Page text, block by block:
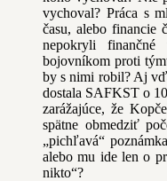
vychoval? Práca s
času, alebo financie
nepokryli
bojovníkom proti
by s nimi robil? Aj
dostala SAFKST o
zarážajúce, že
spätne obmedziť
„pichľavá“
alebo mu ide len o
nikto“?